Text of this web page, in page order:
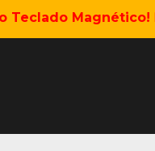
Teclado